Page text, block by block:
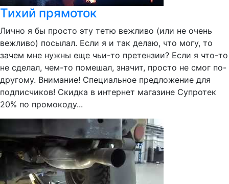
Тихий прямоток
Лично я бы просто эту тетю вежливо (или не очень
вежливо) посылал. Если я и так делаю, что могу, то
зачем мне нужны еще чьи-то претензии? Если я что-то
не сделал, чем-то помешал, значит, просто не смог по-
другому. Внимание! Специальное предложение для
подписчиков! Скидка в интернет магазине Супротек
20% по промокоду...